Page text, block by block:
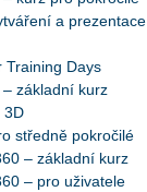
a prezentace
Training Days
základní kurz
3D
středně pokročilé
– základní kurz
– pro uživatele